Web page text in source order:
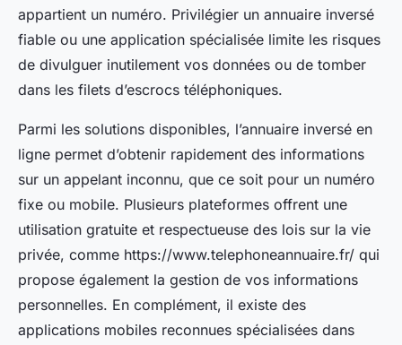
appartient un numéro. Privilégier un annuaire inversé
fiable ou une application spécialisée limite les risques
de divulguer inutilement vos données ou de tomber
dans les filets d’escrocs téléphoniques.
Parmi les solutions disponibles, l’annuaire inversé en
ligne permet d’obtenir rapidement des informations
sur un appelant inconnu, que ce soit pour un numéro
fixe ou mobile. Plusieurs plateformes offrent une
utilisation gratuite et respectueuse des lois sur la vie
privée, comme https://www.telephoneannuaire.fr/ qui
propose également la gestion de vos informations
personnelles. En complément, il existe des
applications mobiles reconnues spécialisées dans